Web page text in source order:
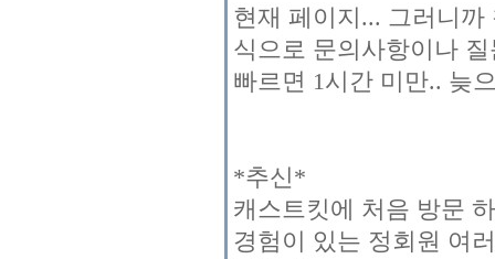
현재 페이지... 그러니
식으로 문의사항이나
빠르면 1시간 미만.. 늦
*추신*
캐스트킷에 처음 방문
경험이 있는 정회원 여